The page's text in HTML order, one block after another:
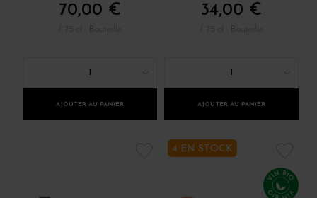
70,00 €
1
AJOUTER AU PANIER
34,00 €
1
AJOUTER AU PANIER
4 EN STOCK